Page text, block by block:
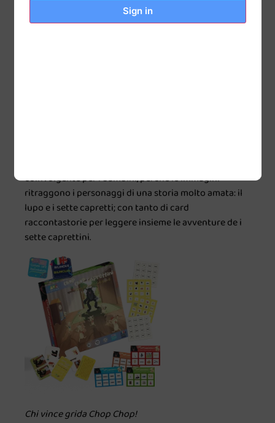
estrarre la carota giusta, altrimenti il coniglio scappa.
È importante rimanere concentrati per acchiapparlo
coinvolgente per i bambini, perchè le immagini
ritraggono i personaggi di una storia molto amata: il
lupo e i sette capretti; con tanto di card
raccontastorie per leggere insieme le avventure de i
sette caprettini.
Chi vince grida Chop Chop!
Sign in